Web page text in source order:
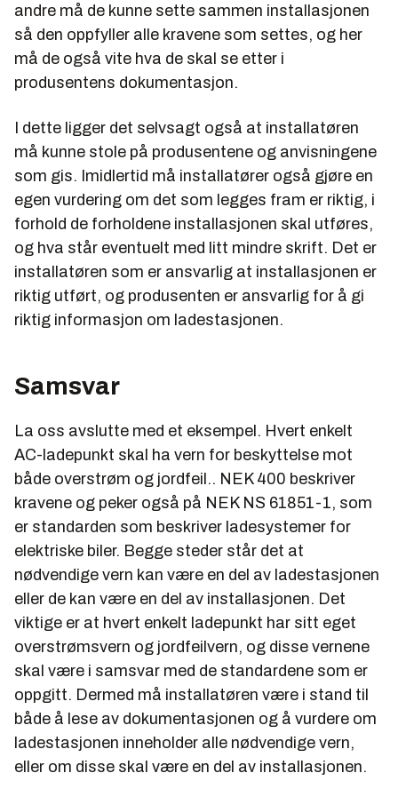
andre må de kunne sette sammen installasjonen
så den oppfyller alle kravene som settes, og her
må de også vite hva de skal se etter i
produsentens dokumentasjon.
I dette ligger det selvsagt også at installatøren
må kunne stole på produsentene og anvisningene
som gis. Imidlertid må installatører også gjøre en
egen vurdering om det som legges fram er riktig, i
forhold de forholdene installasjonen skal utføres,
og hva står eventuelt med litt mindre skrift. Det er
installatøren som er ansvarlig at installasjonen er
riktig utført, og produsenten er ansvarlig for å gi
riktig informasjon om ladestasjonen.
Samsvar
La oss avslutte med et eksempel. Hvert enkelt
AC-ladepunkt skal ha vern for beskyttelse mot
både overstrøm og jordfeil.. NEK 400 beskriver
kravene og peker også på NEK NS 61851-1, som
er standarden som beskriver ladesystemer for
elektriske biler. Begge steder står det at
nødvendige vern kan være en del av ladestasjonen
eller de kan være en del av installasjonen. Det
viktige er at hvert enkelt ladepunkt har sitt eget
overstrømsvern og jordfeilvern, og disse vernene
skal være i samsvar med de standardene som er
oppgitt. Dermed må installatøren være i stand til
både å lese av dokumentasjonen og å vurdere om
ladestasjonen inneholder alle nødvendige vern,
eller om disse skal være en del av installasjonen.